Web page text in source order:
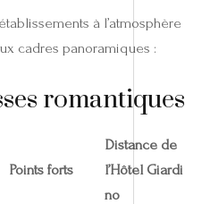
à l’atmosphère
cadres panoramiques :
romantiques
Points forts
Distance de
l’Hôtel Giardi
no